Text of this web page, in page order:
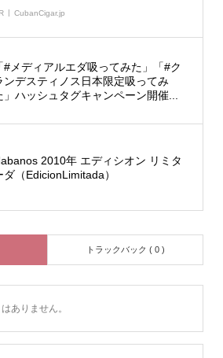
CubanCigar.jp
#メディアルエダ吸ってみた」「#ク
ンデスティノス日本限定吸ってみ
」ハッシュタグキャンペーン開催...
2010年 エディシオン リミタ
ダ（EdicionLimitada）
トラックバック ( 0 )
ありません。